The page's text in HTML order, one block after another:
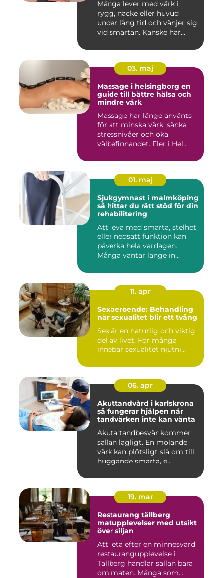
Många lever med värk i
rygg, nacke eller huvud
under lång tid och vänjer sig
vid smärtan. Kanske har...
03. maj
Massage i helsingborg en
guide till bättre hälsa och
mindre värk
Massage har länge använts
för att minska värk, sänka
stressnivåer och öka
välbefinnandet. Fler i Hel...
01. maj
Sjukgymnast i malmköping
så hittar du rätt stöd för din
rehabilitering
Att leva med smärta, stelhet
eller nedsatt funktion kan
påverka hela vardagen.
Många väntar länge in...
11. apr
Sexberoende: Behandling
när sexualitet blir ett tvång
Sex är en naturlig och viktig
del av livet. För många
innebär sexualitet njutni...
06. apr
Akuttandvård i karlskrona
så fungerar hjälpen när
tandvärken inte kan vänta
Akuta tandbesvär kommer
sällan lägligt. En molande
värk kan plötsligt slå om till
huggande smärta, e...
19. mar
Restaurang tällberg
matupplevelser med utsikt
över siljan
Att leta efter en minnesvärd
restaurangupplevelse i
Tällberg handlar sällan bara
om maten. Många som...